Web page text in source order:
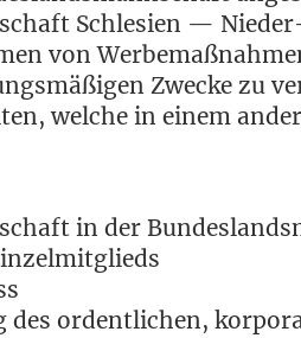
Schle­si­en —
von
Zwe­cke zu
wel­che in einem
in der
des ordent­li­chen,